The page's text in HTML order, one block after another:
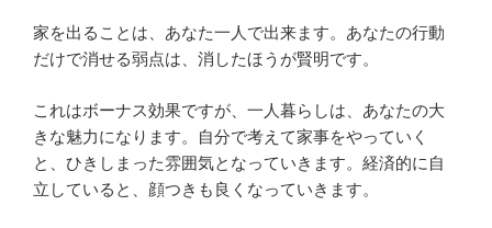
家を出ることは、あなた一人で出来ます。あなたの行動
だけで消せる弱点は、消したほうが賢明です。
これはボーナス効果ですが、一人暮らしは、あなたの大
きな魅力になります。自分で考えて家事をやっていく
と、ひきしまった雰囲気となっていきます。経済的に自
立していると、顔つきも良くなっていきます。